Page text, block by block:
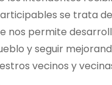
se trata
nos permite
y seguir
vecinos y